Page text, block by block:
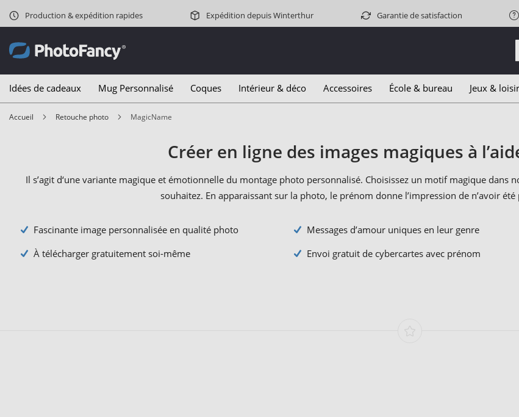
Production & expédition rapides Expédition depuis Winterthur Garantie de satisfaction
Idées de cadeaux Mug Personnalisé Coques Intérieur & déco Accessoires École & bureau Jeux &
Accueil Retouche photo MagicName
Créer en ligne des images magiques à
Il s’agit d‘une variante magique et émotionnelle du montage photo personnalisé. Choisissez un motif magique dans
souhaitez. En apparaissant sur la photo, le prénom donne l’impression de n’avoir
Fascinante image personnalisée en qualité photo
À télécharger gratuitement soi-même
Messages d’amour uniques en leur genre
Envoi gratuit de cybercartes avec prénom